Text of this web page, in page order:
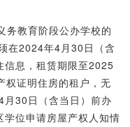
务教育阶段公办学校的
在2024年4月30日（含
信息，租赁期限至2025
证明住房的租户，无
30日（含当日）前办
位申请房屋产权人知情